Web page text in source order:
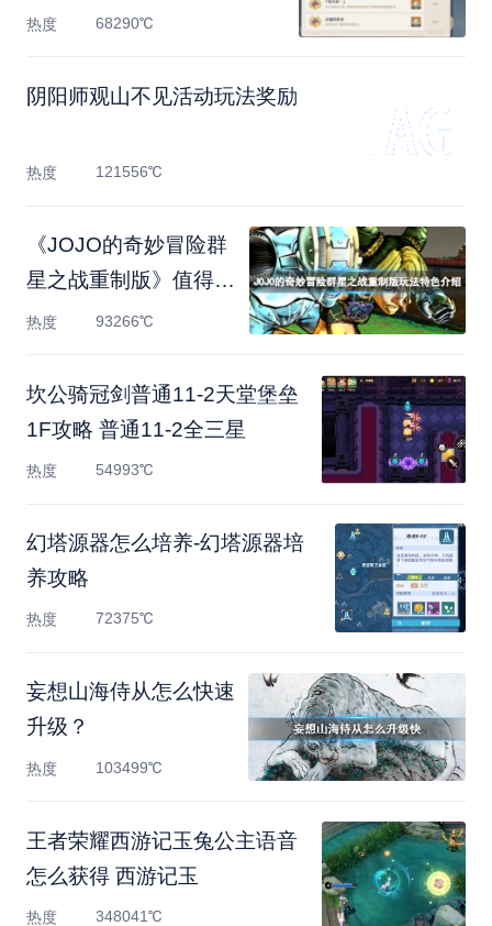
热度 68290℃
阴阳师观山不见活动玩法奖励
热度 121556℃
《JOJO的奇妙冒险群
星之战重制版》值得买
吗？玩
热度 93266℃
坎公骑冠剑普通11-2天堂堡垒
1F攻略 普通11-2全三星
热度 54993℃
幻塔源器怎么培养-幻塔源器培
养攻略
热度 72375℃
妄想山海侍从怎么快速
升级？
热度 103499℃
王者荣耀西游记玉兔公主语音
怎么获得 西游记玉
热度 348041℃